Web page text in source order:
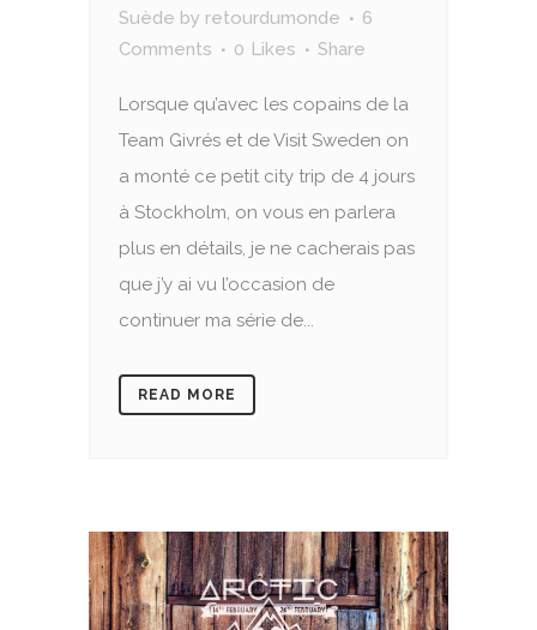
Suède by retourdumonde
6
Comments
0 Likes Share
Lorsque qu’avec les copains de la
Team Givrés et de Visit Sweden on
a monté ce petit city trip de 4 jours
à Stockholm, on vous en parlera
plus en détails, je ne cacherais pas
que j’y ai vu l’occasion de
continuer ma série de...
READ MORE